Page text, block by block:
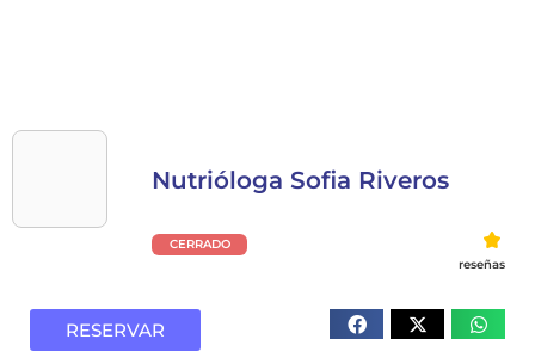
Nutrióloga Sofia Riveros
CERRADO
reseñas
RESERVAR